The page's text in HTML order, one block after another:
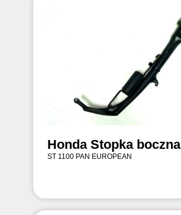
Honda Stopka boczna
ST 1100 PAN EUROPEAN